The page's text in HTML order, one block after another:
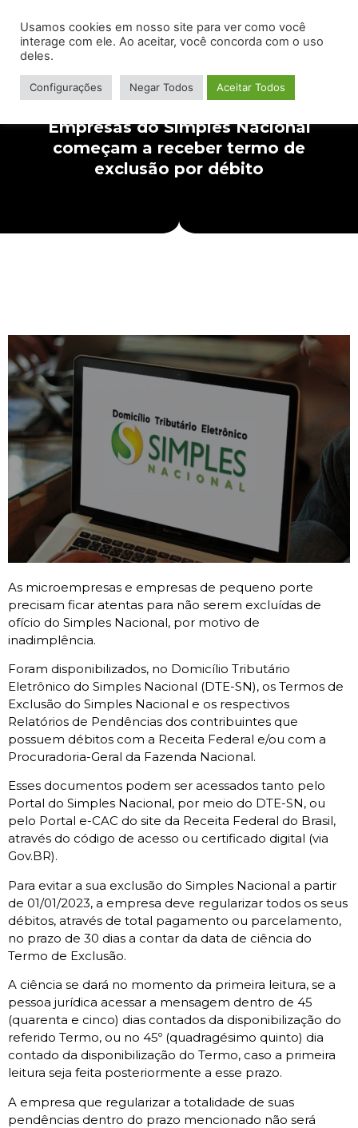
Empresas do Simples Nacional
começam a receber termo de
exclusão por débito
As microempresas e empresas de pequeno porte
precisam ficar atentas para não serem excluídas de
ofício do Simples Nacional, por motivo de
inadimplência.
Foram disponibilizados, no Domicílio Tributário
Eletrônico do Simples Nacional (DTE-SN), os Termos de
Exclusão do Simples Nacional e os respectivos
Relatórios de Pendências dos contribuintes que
possuem débitos com a Receita Federal e/ou com a
Procuradoria-Geral da Fazenda Nacional.
Esses documentos podem ser acessados tanto pelo
Portal do Simples Nacional, por meio do DTE-SN, ou
pelo Portal e-CAC do site da Receita Federal do Brasil,
através do código de acesso ou certificado digital (via
Gov.BR).
Para evitar a sua exclusão do Simples Nacional a partir
de 01/01/2023, a empresa deve regularizar todos os seus
débitos, através de total pagamento ou parcelamento,
no prazo de 30 dias a contar da data de ciência do
Termo de Exclusão.
A ciência se dará no momento da primeira leitura, se a
pessoa jurídica acessar a mensagem dentro de 45
(quarenta e cinco) dias contados da disponibilização do
referido Termo, ou no 45º (quadragésimo quinto) dia
contado da disponibilização do Termo, caso a primeira
leitura seja feita posteriormente a esse prazo.
A empresa que regularizar a totalidade de suas
pendências dentro do prazo mencionado não será
Usamos cookies em nosso site para ver como você
interage com ele. Ao aceitar, você concorda com o uso
deles.
Configurações Negar Todos Aceitar Todos